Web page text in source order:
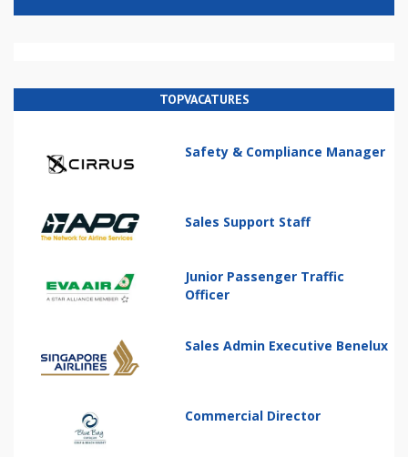
TOPVACATURES
Safety & Compliance Manager
Sales Support Staff
Junior Passenger Traffic
Officer
Sales Admin Executive Benelux
Commercial Director